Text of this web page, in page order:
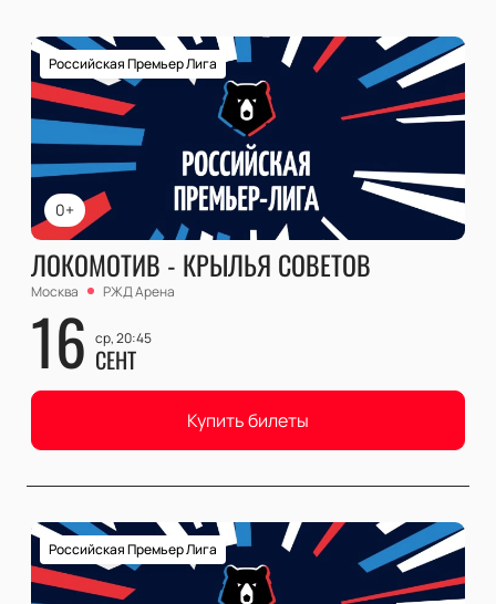
0+
Российская Премьер Лига
ЛОКОМОТИВ - КРЫЛЬЯ СОВЕТОВ
Москва РЖД Арена
16 ср, 20:45
СЕНТ
Купить билеты
Российская Премьер Лига